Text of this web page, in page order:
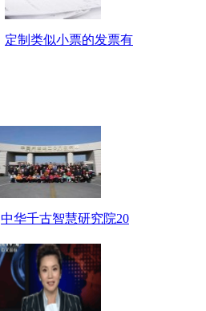
定制类似小票的发票有
中华千古智慧研究院20